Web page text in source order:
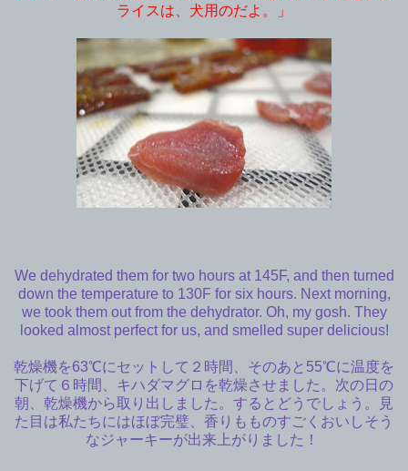
ライスは、犬用のだよ。」
We dehydrated them for two hours at 145F, and then turned
down the temperature to 130F for six hours. Next morning,
we took them out from the dehydrator. Oh, my gosh. They
looked almost perfect for us, and smelled super delicious!
乾燥機を63℃にセットして２時間、そのあと55℃に温度を
下げて６時間、キハダマグロを乾燥させました。次の日の
朝、乾燥機から取り出しました。するとどうでしょう。見
た目は私たちにはほぼ完璧、香りもものすごくおいしそう
なジャーキーが出来上がりました！